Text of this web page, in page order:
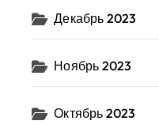
Декабрь 2023
Ноябрь 2023
Октябрь 2023